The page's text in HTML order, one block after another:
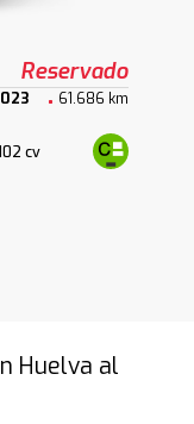
Reservado
61.686 km
cv
Huelva al